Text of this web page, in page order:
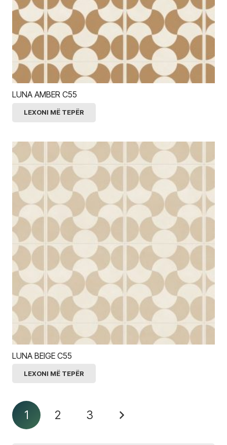
LUNA AMBER C55
LEXONI MË TEPËR
LUNA BEIGE C55
LEXONI MË TEPËR
1 2 3